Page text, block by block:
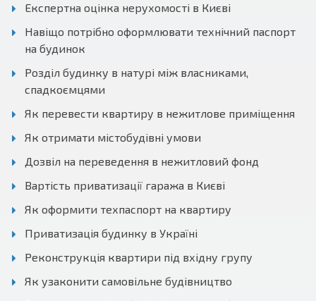
Експертна оцінка нерухомості в Києві
Навіщо потрібно оформлювати технічний паспорт
на будинок
Розділ будинку в натурі між власниками,
спадкоємцями
Як перевести квартиру в нежитлове приміщення
Як отримати містобудівні умови
Дозвіл на переведення в нежитловий фонд
Вартість приватизації гаража в Києві
Як оформити техпаспорт на квартиру
Приватизація будинку в Україні
Реконструкція квартири під вхідну групу
Як узаконити самовільне будівництво